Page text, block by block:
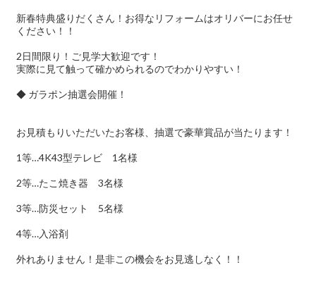
新春特典盛りだくさん！お得なリフォームはオリバーにお任せ
ください！！
2日間限り！ご見学大歓迎です！
実際に見て触って確かめられるのでわかりやすい！
◆ ガラポン抽選会開催！
お見積もりいただいたお客様、抽選で豪華賞品が当たります！
1等…4K43型テレビ 1名様
2等…たこ焼き器 3名様
3等…防災セット 5名様
4等…入浴剤
外れありません！是非この機会をお見逃しなく！！